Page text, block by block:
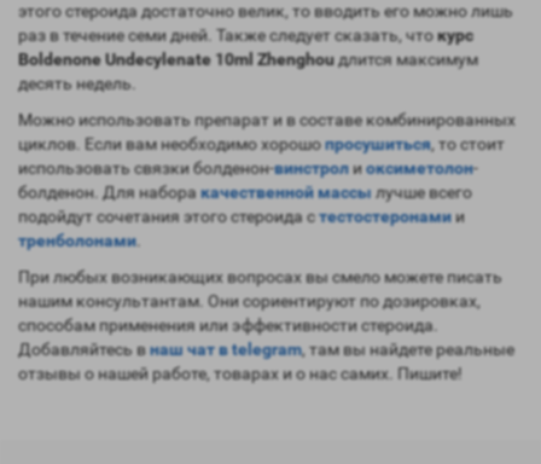
этого стероида достаточно велик, то вводить его можно лишь
раз в течение семи дней. Также следует сказать, чтокурс
Boldenone Undecylenate 10ml Zhenghouдлится максимум
десять недель.
Можно использовать препарат и в составе комбинированных
циклов. Если вам необходимо хорошопросушиться, то стоит
использовать связки болденон-винстролиоксиметолон-
болденон. Для наборакачественной массылучше всего
подойдут сочетания этого стероида стестостеронамии
тренболонами.
При любых возникающих вопросах вы смело можете писать
нашим консультантам. Они сориентируют по дозировках,
способам применения или эффективности стероида.
Добавляйтесь внаш чат в telegram, там вы найдете реальные
отзывы о нашей работе, товарах и о нас самих. Пишите!